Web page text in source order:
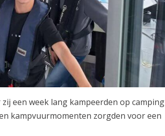
een week lang kampeerden op camping
kampvuurmomenten zorgden voor een